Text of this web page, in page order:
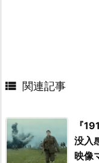
 関連記事
『
没入
映像